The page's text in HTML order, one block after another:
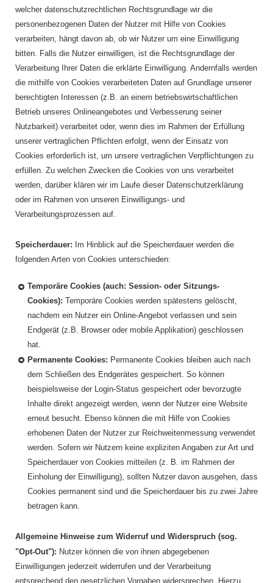
welcher datenschutzrechtlichen Rechtsgrundlage wir die
personenbezogenen Daten der Nutzer mit Hilfe von Cookies
verarbeiten, hängt davon ab, ob wir Nutzer um eine Einwilligung
bitten. Falls die Nutzer einwilligen, ist die Rechtsgrundlage der
Verarbeitung Ihrer Daten die erklärte Einwilligung. Andernfalls werden
die mithilfe von Cookies verarbeiteten Daten auf Grundlage unserer
berechtigten Interessen (z.B. an einem betriebswirtschaftlichen
Betrieb unseres Onlineangebotes und Verbesserung seiner
Nutzbarkeit) verarbeitet oder, wenn dies im Rahmen der Erfüllung
unserer vertraglichen Pflichten erfolgt, wenn der Einsatz von
Cookies erforderlich ist, um unsere vertraglichen Verpflichtungen zu
erfüllen. Zu welchen Zwecken die Cookies von uns verarbeitet
werden, darüber klären wir im Laufe dieser Datenschutzerklärung
oder im Rahmen von unseren Einwilligungs- und
Verarbeitungsprozessen auf.
Speicherdauer: Im Hinblick auf die Speicherdauer werden die
folgenden Arten von Cookies unterschieden:
Temporäre Cookies (auch: Session- oder Sitzungs-
Cookies): Temporäre Cookies werden spätestens gelöscht,
nachdem ein Nutzer ein Online-Angebot verlassen und sein
Endgerät (z.B. Browser oder mobile Applikation) geschlossen
hat.
Permanente Cookies: Permanente Cookies bleiben auch nach
dem Schließen des Endgerätes gespeichert. So können
beispielsweise der Login-Status gespeichert oder bevorzugte
Inhalte direkt angezeigt werden, wenn der Nutzer eine Website
erneut besucht. Ebenso können die mit Hilfe von Cookies
erhobenen Daten der Nutzer zur Reichweitenmessung verwendet
werden. Sofern wir Nutzern keine expliziten Angaben zur Art und
Speicherdauer von Cookies mitteilen (z. B. im Rahmen der
Einholung der Einwilligung), sollten Nutzer davon ausgehen, dass
Cookies permanent sind und die Speicherdauer bis zu zwei Jahre
betragen kann.
Allgemeine Hinweise zum Widerruf und Widerspruch (sog.
"Opt-Out"): Nutzer können die von ihnen abgegebenen
Einwilligungen jederzeit widerrufen und der Verarbeitung
entsprechend den gesetzlichen Vorgaben widersprechen. Hierzu